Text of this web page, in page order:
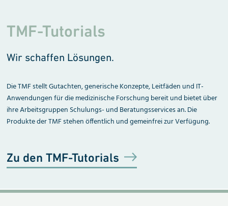
TMF-Tutorials
Wir schaffen Lösungen.
Die TMF stellt Gutachten, generische Konzepte, Leitfäden und IT-
Anwendungen für die medizinische Forschung bereit und bietet über
ihre Arbeitsgruppen Schulungs- und Beratungsservices an. Die
Produkte der TMF stehen öffentlich und gemeinfrei zur Verfügung.
Zu den TMF-Tutorials